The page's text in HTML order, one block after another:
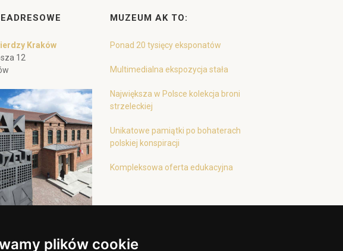
plików cookie
Kraków
12
MUZEUM AK TO:
Ponad 20 tysięcy eksponatów
Multimedialna ekspozycja stała
Największa w Polsce kolekcja broni
strzeleckiej
Unikatowe pamiątki po bohaterach
polskiej konspiracji
Kompleksowa oferta edukacyjna